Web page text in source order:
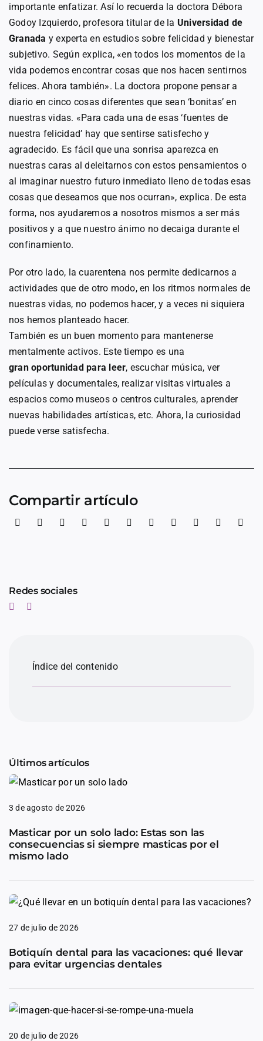
importante enfatizar. Así lo recuerda la doctora Débora
Godoy Izquierdo, profesora titular de la Universidad de
Granada y experta en estudios sobre felicidad y bienestar
subjetivo. Según explica, «en todos los momentos de la
vida podemos encontrar cosas que nos hacen sentirnos
felices. Ahora también». La doctora propone pensar a
diario en cinco cosas diferentes que sean ‘bonitas’ en
nuestras vidas. «Para cada una de esas ‘fuentes de
nuestra felicidad’ hay que sentirse satisfecho y
agradecido. Es fácil que una sonrisa aparezca en
nuestras caras al deleitarnos con estos pensamientos o
al imaginar nuestro futuro inmediato lleno de todas esas
cosas que deseamos que nos ocurran», explica. De esta
forma, nos ayudaremos a nosotros mismos a ser más
positivos y a que nuestro ánimo no decaiga durante el
confinamiento.
Por otro lado, la cuarentena nos permite dedicarnos a
actividades que de otro modo, en los ritmos normales de
nuestras vidas, no podemos hacer, y a veces ni siquiera
nos hemos planteado hacer.
También es un buen momento para mantenerse
mentalmente activos. Este tiempo es una
gran oportunidad para leer, escuchar música, ver
películas y documentales, realizar visitas virtuales a
espacios como museos o centros culturales, aprender
nuevas habilidades artísticas, etc. Ahora, la curiosidad
puede verse satisfecha.
Compartir artículo
Redes sociales
Índice del contenido
Últimos artículos
3 de agosto de 2026
Masticar por un solo lado: Estas son las
consecuencias si siempre masticas por el
mismo lado
27 de julio de 2026
Botiquín dental para las vacaciones: qué llevar
para evitar urgencias dentales
20 de julio de 2026